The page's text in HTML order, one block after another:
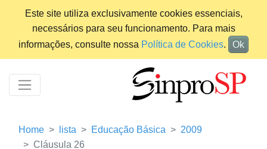
Este site utiliza exclusivamente cookies essenciais,
necessários para seu funcionamento. Para mais
informações, consulte nossa Política de Cookies. Ok
Home lista Educação Básica
2009
Cláusula 26